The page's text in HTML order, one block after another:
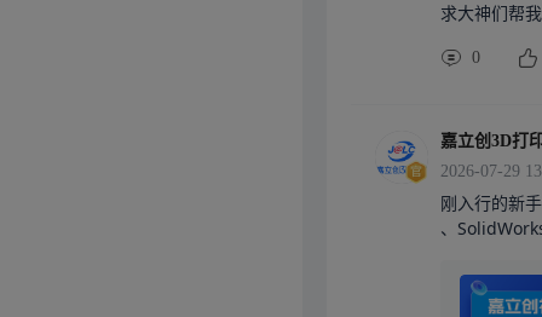
求大神们帮
0
嘉立创3D打
2026-07-29
刚入行的新
、
卡扣、要考
软件。第二